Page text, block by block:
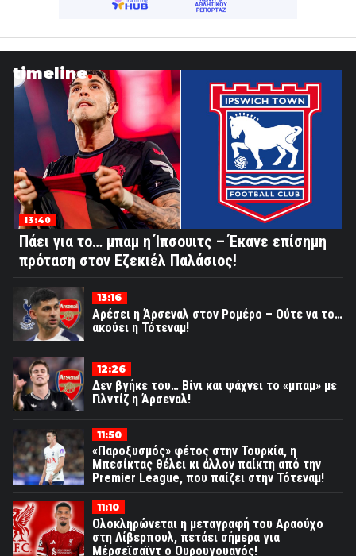
timeline
13:40
Πάει για το… μπαμ η Ίπσουιτς – Έκανε επίσημη
πρόταση στον Εζεκιέλ Παλάσιος!
13:16
Αρέσει η Άρσεναλ στον Ρομέρο – Ούτε να το…
ακούει η Τότεναμ!
12:26
Δεν βγήκε του… Βίνι και ψάχνει το «μπαμ» με
Γιλντίζ η Άρσεναλ!
11:50
«Παροξυσμός» φέτος στην Τουρκία, η
Μπεσίκτας θέλει κι άλλον παίκτη από την
Premier League, που παίζει στην Τότεναμ!
11:10
Ολοκληρώνεται η μεταγραφή του Αραούχο
στη Λίβερπουλ, πετάει σήμερα για
Μέρσεϊσαϊντ ο Ουρουγουανός!